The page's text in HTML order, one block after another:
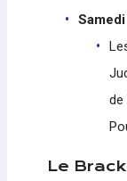
de
Le